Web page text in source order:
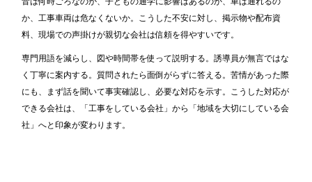
か、工事車両は危なくないか。こうした不安に対し、掲示物や配布資
料、現場での声掛けが親切な会社は信頼を得やすいです。
専門用語を減らし、図や時間帯を使って説明する。誘導員が無言ではな
く丁寧に案内する。質問されたら面倒がらずに答える。苦情があった際
にも、まず話を聞いて事実確認し、必要な対応を示す。こうした対応が
できる会社は、「工事をしている会社」から「地域を大切にしている会
社」へと印象が変わります。